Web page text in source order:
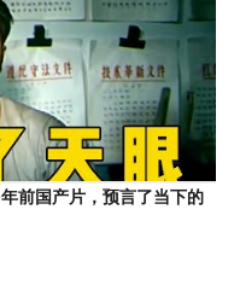
前国产片，预言了当下的